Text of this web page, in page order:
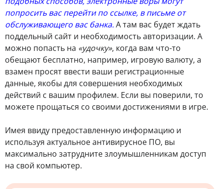
попросить вас перейти по ссылке, в письме от
обслуживающего вас банка.А там вас будет ждать
поддельный сайт и необходимость авторизации. А
можно попасть на «удочку», когда вам что-то
обещают бесплатно, например, игровую валюту, а
взамен просят ввести ваши регистрационные
данные, якобы для совершения необходимых
действий с вашим профилем. Если вы поверили, то
можете прощаться со своими достижениями в игре.
Имея ввиду предоставленную информацию и
используя актуальное антивирусное ПО, вы
максимально затрудните злоумышленникам доступ
на свой компьютер.